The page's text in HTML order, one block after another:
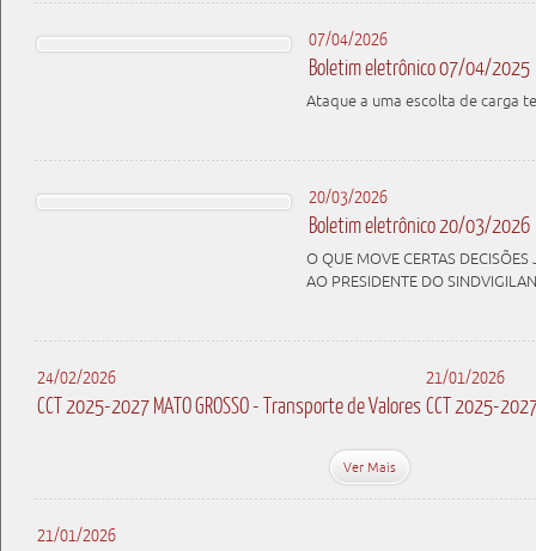
07/04/2026
Boletim eletrônico 07/04/2025
Ataque a uma escolta de carga
20/03/2026
Boletim eletrônico 20/03/2026
O QUE MOVE CERTAS
AO PRESIDENTE DO
24/02/2026
CCT 2025-2027 MATO GROSSO - Transporte de Valores
Ver Mais
21/01/2026
CCT 2025-
21/01/2026